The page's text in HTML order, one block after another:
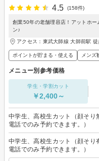
4.5
(158件)
創業50年の老舗理容店！アットホー
ン♪
アクセス：東武大師線 大師前駅
ポイントが貯まる・使える メンズ
メニュー別参考価格
学生・学割カット
￥2,400～
中学生、高校生カット（顔そり
電話でのみ予約できます。）
中学生、高校生カット（顔そり
電話でのみ予約できます。）